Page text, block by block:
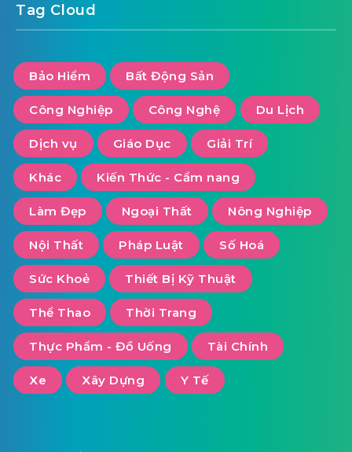
Tag Cloud
Bảo Hiểm Bất Động Sản
Công Nghiệp Công Nghệ Du Lịch
Dịch vụ Giáo Dục Giải Trí
Khác Kiến Thức - Cẩm nang
Làm Đẹp Ngoại Thất Nông Nghiệp
Nội Thất Pháp Luật Số Hoá
Sức Khoẻ Thiết Bị Kỹ Thuật
Thể Thao Thời Trang
Thực Phẩm - Đồ Uống Tài Chính
Xe Xây Dựng Y Tế